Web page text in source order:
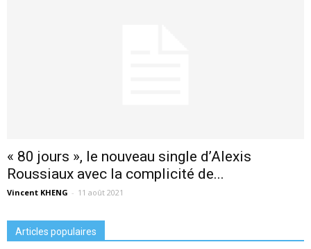
« 80 jours », le nouveau single d’Alexis
Roussiaux avec la complicité de...
Vincent KHENG - 11 août 2021
Articles populaires